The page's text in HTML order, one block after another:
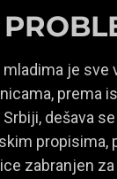
je sve
prema
dešava
propisima,
zabranjen